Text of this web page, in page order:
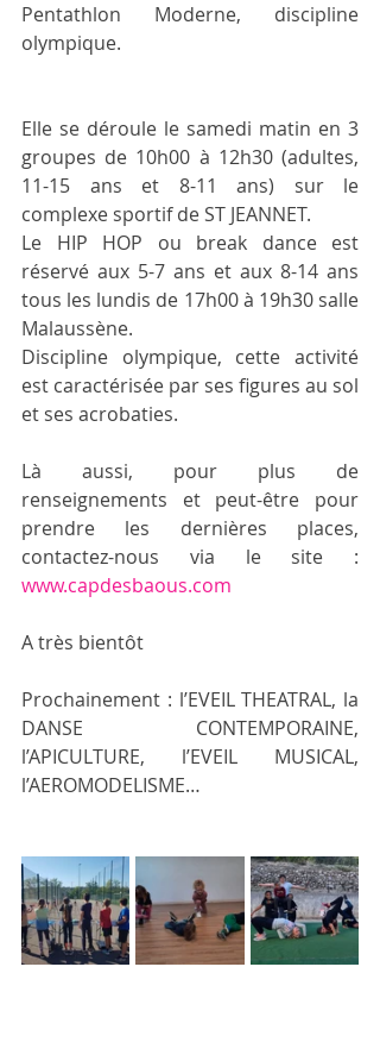
Pentathlon Moderne, discipline
olympique.
Elle se déroule le samedi matin en 3
groupes de 10h00 à 12h30 (adultes,
11-15 ans et 8-11 ans) sur le
complexe sportif de ST JEANNET.
Le HIP HOP ou break dance est
réservé aux 5-7 ans et aux 8-14 ans
tous les lundis de 17h00 à 19h30 salle
Malaussène.
Discipline olympique, cette activité
est caractérisée par ses figures au sol
et ses acrobaties.
Là aussi, pour plus de
renseignements et peut-être pour
prendre les dernières places,
www.capdesbaous.com
A très bientôt
Prochainement : l’EVEIL THEATRAL, la
DANSE CONTEMPORAINE,
l’APICULTURE, l’EVEIL MUSICAL,
l’AEROMODELISME…